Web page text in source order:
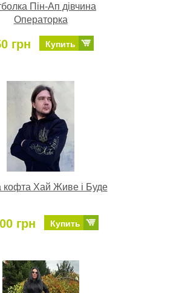
Пін-Ап дівчина
Операторка
грн Купить
кофта Хай Живе і Буде
грн Купить